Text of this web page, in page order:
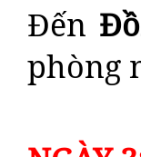
Đến
phòng